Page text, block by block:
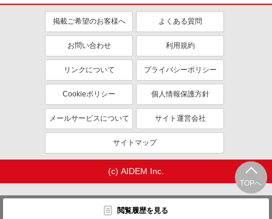
未経験歓迎
ミドル（40代～）活躍中
ボーナス・賞与あり
車通勤OK
社会保険あり
産休・育休取得実績あり
TOPへ
閲覧履歴を見る
掲載ご希望のお客様へ よくある質問
お問い合わせ 利用規約
リンクについて プライバシーポリシー
Cookieポリシー 個人情報保護方針
メールサービスについて サイト運営会社
サイトマップ
(c) AIDEM Inc.